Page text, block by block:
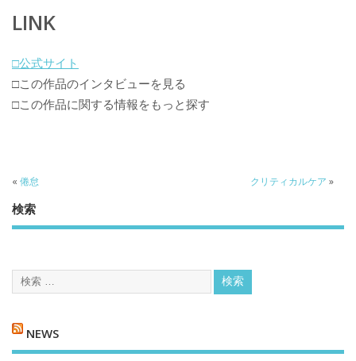
LINK
□公式サイト
□この作品のインタビューを見る
□この作品に関する情報をもっと探す
« 倦怠 クリティカルケア »
検索
NEWS